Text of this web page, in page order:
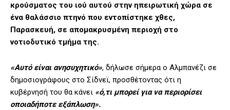
κρούσματος του ιού αυτού στην ηπειρωτική χώρα σε
ένα θαλάσσιο πτηνό που εντοπίστηκε χθες,
Παρασκευή, σε απομακρυσμένη περιοχή στο
νοτιοδυτικό τμήμα της.
«Αυτό είναι ανησυχητικό», δήλωσε σήμερα ο Αλμπανέζι σε
δημοσιογράφους στο Σίδνεϊ, προσθέτοντας ότι η
κυβέρνησή του θα κάνει «ό,τι μπορεί για να περιορίσει
οποιαδήποτε εξάπλωση».